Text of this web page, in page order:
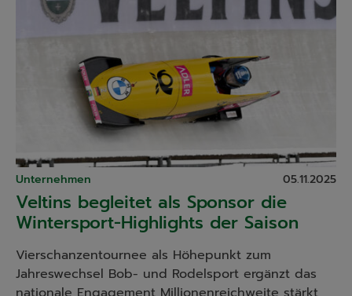
Unternehmen 05.11.2025
Veltins begleitet als Sponsor die
Wintersport-Highlights der Saison
Vierschanzentournee als Höhepunkt zum
Jahreswechsel Bob- und Rodelsport ergänzt das